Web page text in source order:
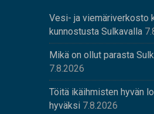
Vesi- ja viemäriverkosto
kunnostusta Sulkavalla
Mikä on ollut parasta
7.8.2026
Töitä ikäihmisten hyvän
hyväksi 7.8.2026